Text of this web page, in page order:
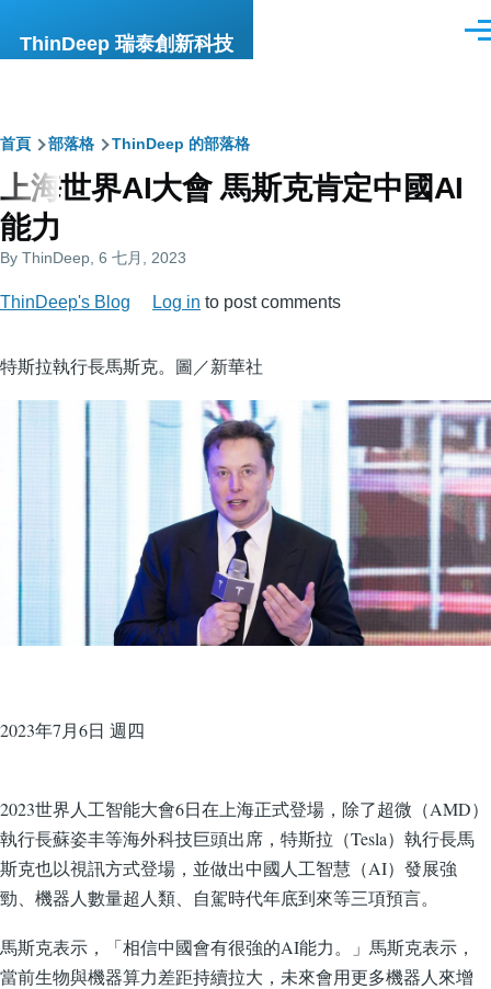
ThinDeep 瑞泰創新科技
選
導
航
連
結
首頁 部落格 ThinDeep 的部落格
上海世界AI大會 馬斯克肯定中國AI
能力
By ThinDeep , 6 七月, 2023
ThinDeep's Blog Log in to post comments
特斯拉執行長馬斯克。圖／新華社
2023年7月6日 週四
2023世界人工智能大會6日在上海正式登場，除了超微（AMD）
執行長蘇姿丰等海外科技巨頭出席，特斯拉（Tesla）執行長馬
斯克也以視訊方式登場，並做出中國人工智慧（AI）發展強
勁、機器人數量超人類、自駕時代年底到來等三項預言。
馬斯克表示，「相信中國會有很強的AI能力。」馬斯克表示，
當前生物與機器算力差距持續拉大，未來會用更多機器人來增